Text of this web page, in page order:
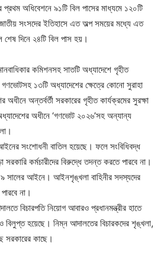
অধিবেশনে ৯১টি বিল পাসের মাধ্যমে ১২০টি
সংসদের ইতিহাসে এত অল্প সময়ের মধ্যে এত
দিনে ২৪টি বিল পাস হয়।
কমিশনসহ সাতটি অধ্যাদেশে গৃহীত
গণভোটসহ ১৩টি অধ্যাদেশের ক্ষেত্রে কোনো সুরাহা
অন্তর্বর্তী সরকারের গৃহীত কার্যক্রমের সুরক্ষা
অধীনে ‘গণভোট ২০২৬’সহ অন্যান্য
সংশোধনী বাতিল হয়েছে। ফলে সংবিধিবদ্ধ
সরকারি কর্মচারীদের বিরুদ্ধে তদন্ত করতে পারবে না।
সালের আইনে। আইনশৃঙ্খলা বাহিনীর সদস্যদের
না।
বিচারপতি নিয়োগ আবারও প্রধানমন্ত্রীর হাতে
বিলুপ্ত হয়েছে। নিম্ন আদালতের বিচারকদের শৃঙ্খলা,
সরকারের কাছে।